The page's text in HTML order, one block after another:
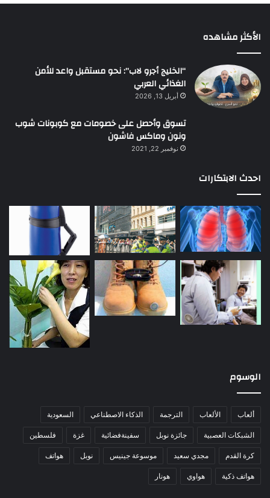
الأكثر مشاهده
“الخليج أجرو لاب”: نحو مستقبل واعد للأمن
الغذائي العربي
أبريل 13, 2026
تسوق وأحصل على خصومات مع كوبونات شوب
ونون وماكس فاشون
نوفمبر 22, 2021
احدث الابتكارات
الوسوم
ألعاب الألعاب الترجمة الذكاء الاصطناعي السعودية
الشبكات العصبية جائزة نوبل سفينةفضائية غزة فلسطين
كرة القدم مجدي سعيد موسوعة جينيس نوبل هواتف
هواتف ذكية هواوي هونار